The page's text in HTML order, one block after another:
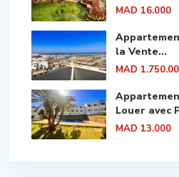
MAD 16.000
la Vente...
MAD
Louer avec
MAD 13.000